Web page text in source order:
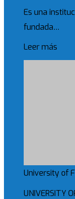
Es una
fundada…
Leer más
University of
UNIVERSITY